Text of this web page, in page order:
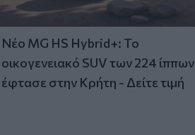
Νέο MG HS Hybrid+: Το
οικογενειακό SUV των 224 ίππων
έφτασε στην Κρήτη - Δείτε τιμή